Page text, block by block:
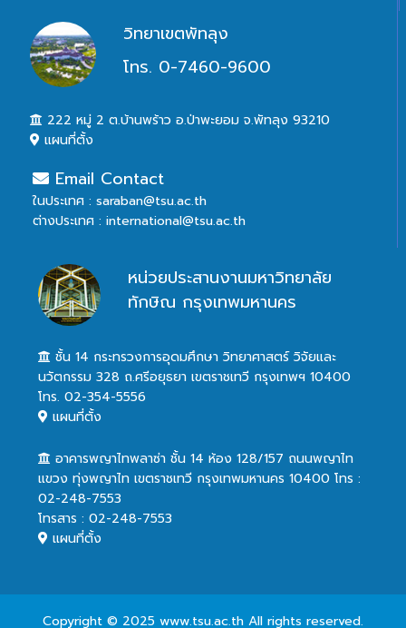
วิทยาเขตพัทลุง
โทร. 0-7460-9600
222 หมู่ 2 ต.บ้านพร้าว อ.ป่าพะยอม จ.พัทลุง 93210
แผนที่ตั้ง
Email Contact
ในประเทศ : saraban@tsu.ac.th
ต่างประเทศ : international@tsu.ac.th
หน่วยประสานงานมหาวิทยาลัย
ทักษิณ กรุงเทพมหานคร
ชั้น 14 กระทรวงการอุดมศึกษา วิทยาศาสตร์ วิจัยและ
นวัตกรรม 328 ถ.ศรีอยุธยา เขตราชเทวี กรุงเทพฯ 10400
โทร. 02-354-5556
แผนที่ตั้ง
อาคารพญาไทพลาซ่า ชั้น 14 ห้อง 128/157 ถนนพญาไท
แขวง ทุ่งพญาไท เขตราชเทวี กรุงเทพมหานคร 10400 โทร :
02-248-7553
โทรสาร : 02-248-7553
แผนที่ตั้ง
Copyright © 2025 www.tsu.ac.th All rights reserved.